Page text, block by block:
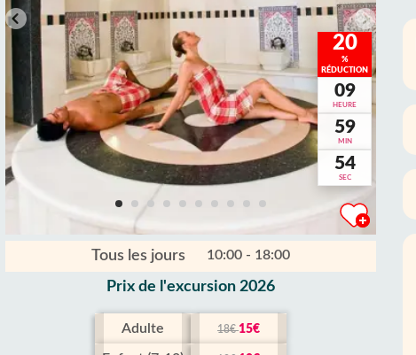
20
%
RÉDUCTION
09
HEURE
59
MIN
53
SEC
Tous les jours 10:00 - 18:00
Prix ​​de l'excursion 2026
Adulte 18€15€